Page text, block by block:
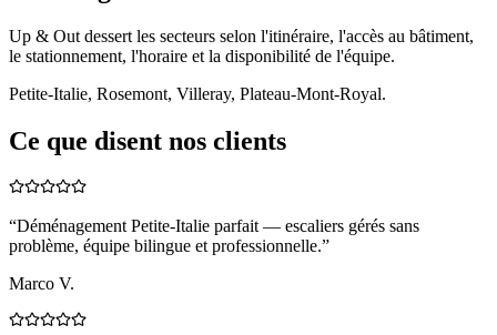
Up & Out dessert les secteurs selon l'itinéraire, l'accès au bâtiment,
le stationnement, l'horaire et la disponibilité de l'équipe.
Petite-Italie, Rosemont, Villeray, Plateau-Mont-Royal.
Ce que disent nos clients
“Déménagement Petite-Italie parfait — escaliers gérés sans
problème, équipe bilingue et professionnelle.”
Marco V.